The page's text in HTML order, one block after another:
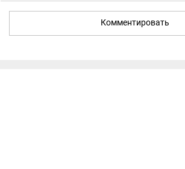
Комментировать